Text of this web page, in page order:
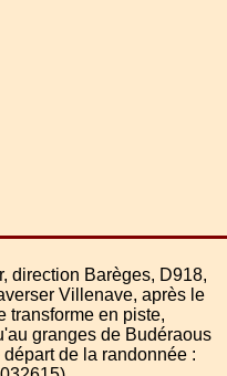
direction Barèges, D918,
Villenave, après le
transforme en piste,
granges de Budéraous
de la randonnée :